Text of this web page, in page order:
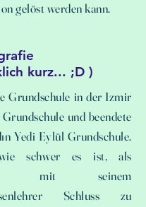
gelöst werden kann.
kurz... ;D )
Grundschule in der Izmir
und beendete
Yedi Eylül Grundschule.
schwer es ist, als
mit seinem
Schluss zu